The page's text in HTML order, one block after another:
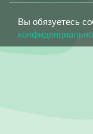
Вы обязуетесь